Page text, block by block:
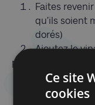
Faites
qu’ils soient
dorés)
Ajoutez le
pendant 5 minutes
Ajoutez les
Ce site
cookies